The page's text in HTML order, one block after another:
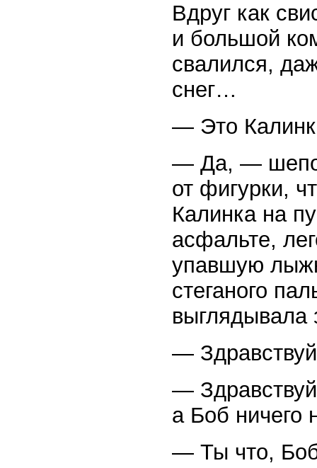
Вдруг как
и большой
свалился,
снег…
— Это
— Да, —
от фигурки,
Калинка на
асфальте,
упавшую
стеганого
выглядывала
—
—
а Боб ничего
— Ты что,